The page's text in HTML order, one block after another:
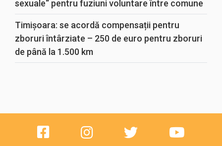
sexuale“ pentru fuziuni voluntare între comune
Timișoara: se acordă compensații pentru
zboruri întârziate – 250 de euro pentru zboruri
de până la 1.500 km